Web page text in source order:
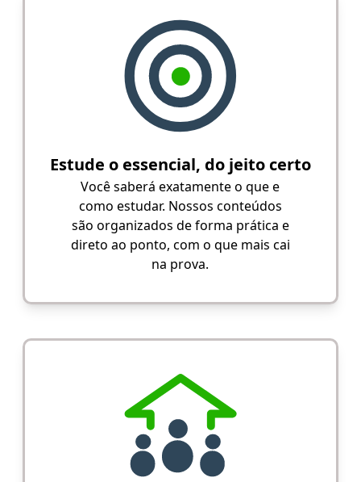
Estude o essencial, do jeito certo
Você saberá exatamente o que e
como estudar. Nossos conteúdos
são organizados de forma prática e
direto ao ponto, com o que mais cai
na prova.